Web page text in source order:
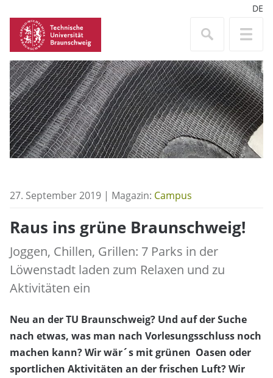
DE
27. September 2019 | Magazin: Campus
Raus ins grüne Braunschweig!
Joggen, Chillen, Grillen: 7 Parks in der
Löwenstadt laden zum Relaxen und zu
Aktivitäten ein
Neu an der TU Braunschweig? Und auf der Suche
nach etwas, was man nach Vorlesungsschluss noch
machen kann? Wir wär´s mit grünen Oasen oder
sportlichen Aktivitäten an der frischen Luft? Wir